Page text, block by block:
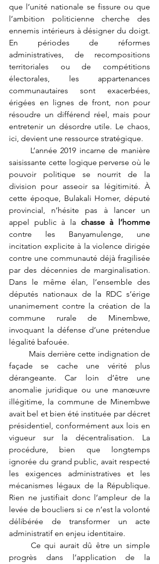
que l’unité nationale se fissure ou que
l’ambition politicienne cherche des
ennemis intérieurs à désigner du doigt.
En périodes de réformes
administratives, de recompositions
territoriales ou de compétitions
électorales, les appartenances
communautaires sont exacerbées,
érigées en lignes de front, non pour
résoudre un différend réel, mais pour
entretenir un désordre utile. Le chaos,
ici, devient une ressource stratégique.
saisissante cette logique perverse où le
pouvoir politique se nourrit de la
division pour asseoir sa légitimité. À
cette époque, Bulakali Homer, député
provincial, n’hésite pas à lancer un
appel public à la chasse à l’homme
contre les Banyamulenge, une
incitation explicite à la violence dirigée
contre une communauté déjà fragilisée
par des décennies de marginalisation.
Dans le même élan, l’ensemble des
députés nationaux de la RDC s’érige
unanimement contre la création de la
commune rurale de Minembwe,
invoquant la défense d’une prétendue
légalité bafouée.
façade se cache une vérité plus
dérangeante. Car loin d’être une
anomalie juridique ou une manœuvre
illégitime, la commune de Minembwe
avait bel et bien été instituée par décret
présidentiel, conformément aux lois en
vigueur sur la décentralisation. La
procédure, bien que longtemps
ignorée du grand public, avait respecté
les exigences administratives et les
mécanismes légaux de la République.
Rien ne justifiait donc l’ampleur de la
levée de boucliers si ce n’est la volonté
délibérée de transformer un acte
administratif en enjeu identitaire.
progrès dans l’application de la